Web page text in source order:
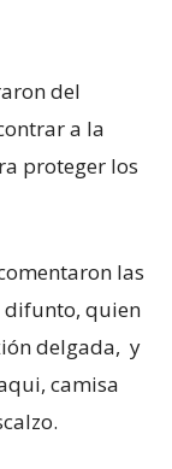
del
a la
proteger los
las
difunto, quien
delgada, y
camisa